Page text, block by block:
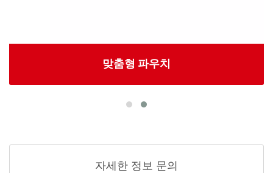
맞춤형 파우치
자세한 정보 문의